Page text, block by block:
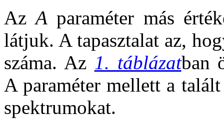
AzA paraméter más
látjuk. A tapasztalat az,
száma. Az 1. táblázatban
A paraméter mellett a
spektrumokat.